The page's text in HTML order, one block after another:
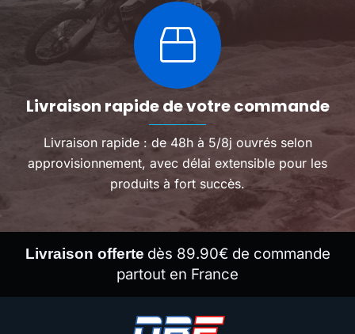
Livraison rapide de votre commande
Livraison rapide : de 48h à 5/8j ouvrés selon
approvisionnement, avec délai extensible pour les
produits à fort succès.
Livraison offerte dès 89.90€ de commande
partout en France